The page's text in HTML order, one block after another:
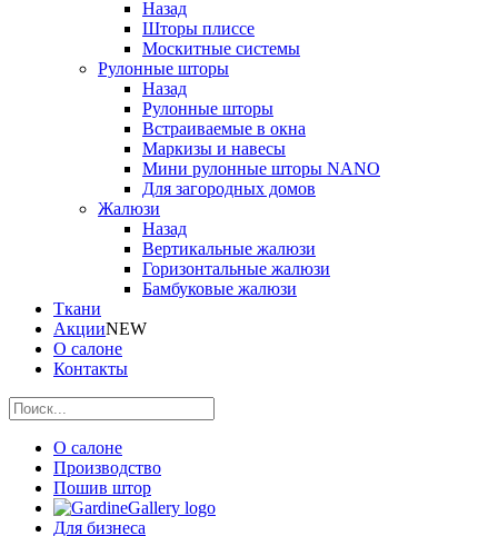
Назад
Шторы плиссе
Москитные системы
Рулонные шторы
Назад
Рулонные шторы
Встраиваемые в окна
Маркизы и навесы
Мини рулонные шторы NANO
Для загородных домов
Жалюзи
Назад
Вертикальные жалюзи
Горизонтальные жалюзи
Бамбуковые жалюзи
Ткани
АкцииNEW
О салоне
Контакты
О салоне
Производство
Пошив штор
Для бизнеса